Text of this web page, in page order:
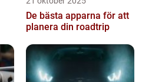
De bästa apparna för att
planera din roadtrip